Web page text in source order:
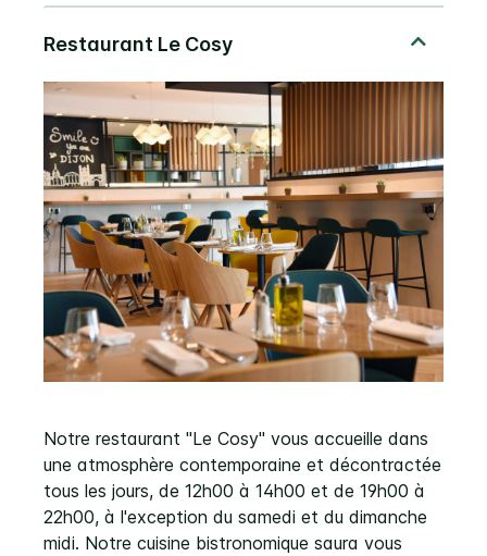
Notre restaurant "Le Cosy" vous accueille dans
une atmosphère contemporaine et décontractée
tous les jours, de 12h00 à 14h00 et de 19h00 à
22h00, à l'exception du samedi et du dimanche
midi. Notre cuisine bistronomique saura vous